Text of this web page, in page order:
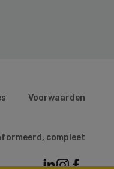
Voorwaarden
compleet